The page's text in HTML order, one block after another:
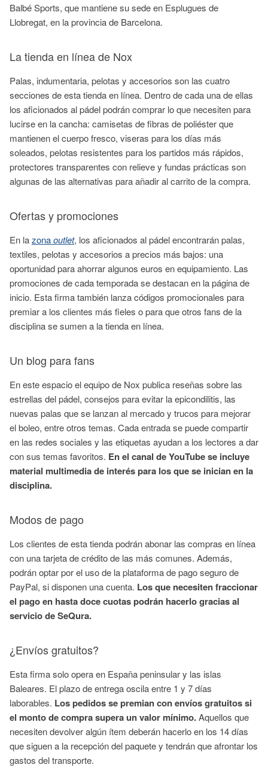
Balbé Sports, que mantiene su sede en Esplugues de
Llobregat, en la provincia de Barcelona.
La tienda en línea de Nox
Palas, indumentaria, pelotas y accesorios son las cuatro
secciones de esta tienda en línea. Dentro de cada una de ellas
los aficionados al pádel podrán comprar lo que necesiten para
lucirse en la cancha: camisetas de fibras de poliéster que
mantienen el cuerpo fresco, viseras para los días más
soleados, pelotas resistentes para los partidos más rápidos,
protectores transparentes con relieve y fundas prácticas son
algunas de las alternativas para añadir al carrito de la compra.
Ofertas y promociones
En lazonaoutlet, los aficionados al pádel encontrarán palas,
textiles, pelotas y accesorios a precios más bajos: una
oportunidad para ahorrar algunos euros en equipamiento. Las
promociones de cada temporada se destacan en la página de
inicio. Esta firma también lanza códigos promocionales para
premiar a los clientes más fieles o para que otros fans de la
disciplina se sumen a la tienda en línea.
Un blog para fans
En este espacio el equipo de Nox publica reseñas sobre las
estrellas del pádel, consejos para evitar la epicondilitis, las
nuevas palas que se lanzan al mercado y trucos para mejorar
el boleo, entre otros temas. Cada entrada se puede compartir
en las redes sociales y las etiquetas ayudan a los lectores a dar
con sus temas favoritos. En el canal de YouTube se incluye
material multimedia de interés para los que se inician en la
disciplina.
Modos de pago
Los clientes de esta tienda podrán abonar las compras en línea
con una tarjeta de crédito de las más comunes. Además,
podrán optar por el uso de la plataforma de pago seguro de
PayPal, si disponen una cuenta. Los que necesiten fraccionar
el pago en hasta doce cuotas podrán hacerlo gracias al
servicio de SeQura.
¿Envíos gratuitos?
Esta firma solo opera en España peninsular y las islas
Baleares. El plazo de entrega oscila entre 1 y 7 días
laborables. Los pedidos se premian con envíos gratuitos si
el monto de compra supera un valor mínimo.Aquellos que
necesiten devolver algún ítem deberán hacerlo en los 14 días
que siguen a la recepción del paquete y tendrán que afrontar los
gastos del transporte.